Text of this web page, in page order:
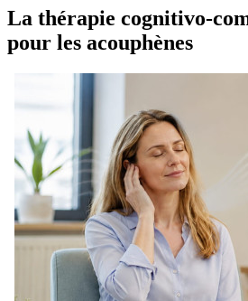
La thérapie cognitivo-
pour les acouphènes